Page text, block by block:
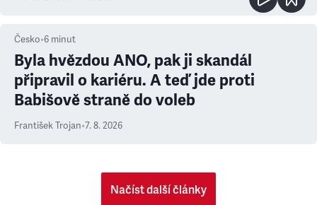
Česko•6 minut
Byla hvězdou ANO, pak ji skandál
připravil o kariéru. A teď jde proti
Babišově straně do voleb
František Trojan•7. 8. 2026
Načíst další články